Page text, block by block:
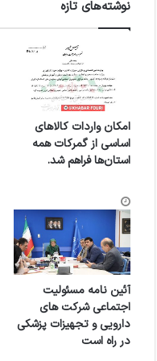
نوشته‌های تازه
امکان واردات کالاهای
اساسی از گمرکات همه
استان‌ها فراهم شد.
آئین نامه مسئولیت
اجتماعی شرکت های
دارویی و تجهیزات پزشکی
در راه است